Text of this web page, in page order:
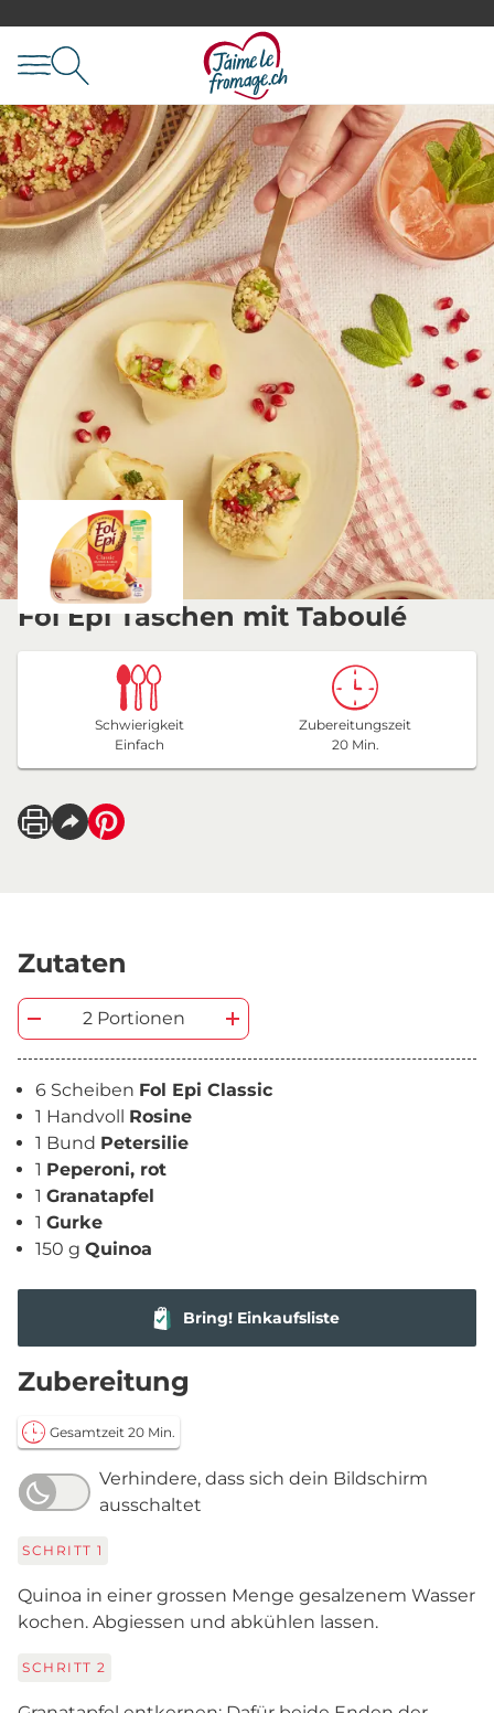
Fol Epi Taschen mit Taboulé
Schwierigkeit
Einfach
Zubereitungszeit
20 Min.
Zutaten
2 Portionen
6 Scheiben Fol Epi Classic
1 Handvoll Rosine
1 Bund Petersilie
1 Peperoni, rot
1 Granatapfel
1 Gurke
150 g Quinoa
Bring! Einkaufsliste
Zubereitung
Gesamtzeit 20 Min.
Verhindere, dass sich dein Bildschirm
ausschaltet
SCHRITT 1
Quinoa in einer grossen Menge gesalzenem Wasser
kochen. Abgiessen und abkühlen lassen.
SCHRITT 2